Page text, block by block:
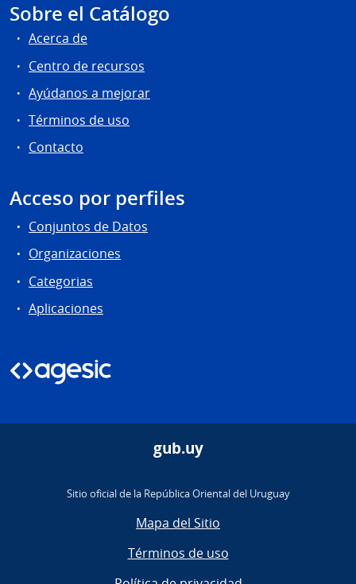
Sobre el Catálogo
Acerca de
Centro de recursos
Ayúdanos a mejorar
Términos de uso
Contacto
Acceso por perfiles
Conjuntos de Datos
Organizaciones
Categorias
Aplicaciones
gub.uy
Sitio oficial de la República Oriental del Uruguay
Mapa del Sitio
Términos de uso